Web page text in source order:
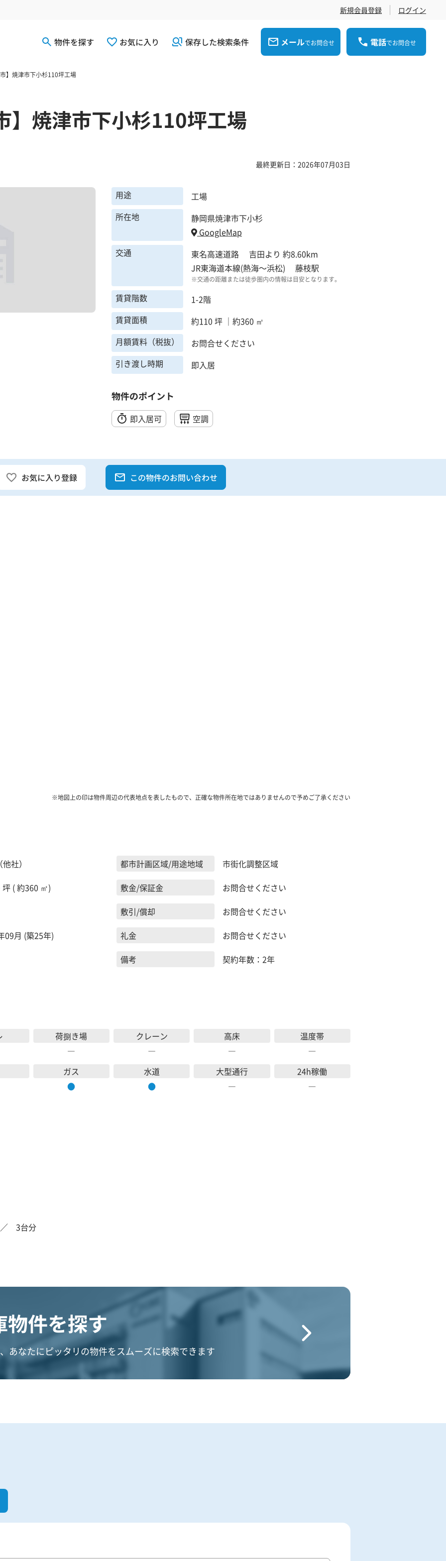
新規会員登録 ログイン
物件を探す お気に入り 保存した検索条件 メールでお問合せ 電話でお問合せ
】焼津市下小杉110坪工場
】焼津市下小杉110坪工場
最終更新日：2026年07月03日
用途
工場
所在地
静岡県焼津市下小杉
GoogleMap
交通
東名高速道路 吉田より 約8.60km
JR東海道本線(熱海～浜松) 藤枝駅
※交通の距離または徒歩圏内の情報は目安となります。
賃貸階数
1-2階
賃貸面積
約110 坪 ｜約360 ㎡
月額賃料（税抜）
お問合せください
引き渡し時期
即入居
物件のポイント
即入居可 空調
お気に入り登録 この物件のお問い合わせ
※地図上の印は物件周辺の代表地点を表したもので、正確な物件所在地ではありませんので予めご了承ください
社）
( 約360 ㎡)
09月 (築25年)
都市計画区域/用途地域
市街化調整区域
敷金/保証金
お問合せください
敷引/償却
お問合せください
礼金
お問合せください
備考
契約年数：2年
荷捌き場
―
クレーン
―
高床
―
温度帯
―
ガス
●
水道
●
大型通行
―
24h稼働
―
3台分
物件を探す
あなたにピッタリの物件をスムーズに検索できます